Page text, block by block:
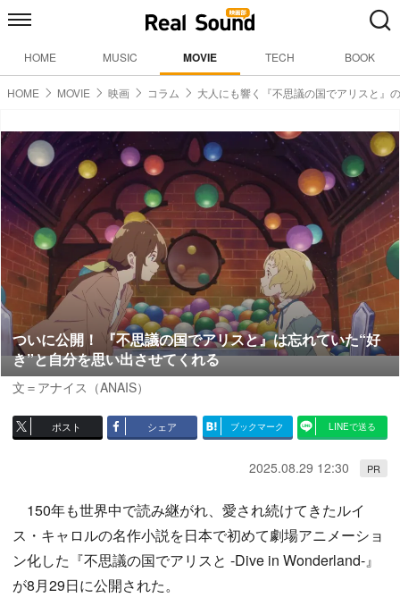
HOME MUSIC MOVIE TECH BOOK
HOME MOVIE 映画 コラム 大人にも響く『不思議の国でアリスと』
ついに公開！ 『不思議の国でアリスと』は忘れていた“好
き”と自分を思い出させてくれる
文＝アナイス（ANAIS）
ポスト シェア ブックマーク LINEで送る
2025.08.29 12:30 PR
150年も世界中で読み継がれ、愛され続けてきたルイ
ス・キャロルの名作小説を日本で初めて劇場アニメーショ
ン化した『不思議の国でアリスと -Dive in Wonderland-』
が8月29日に公開された。